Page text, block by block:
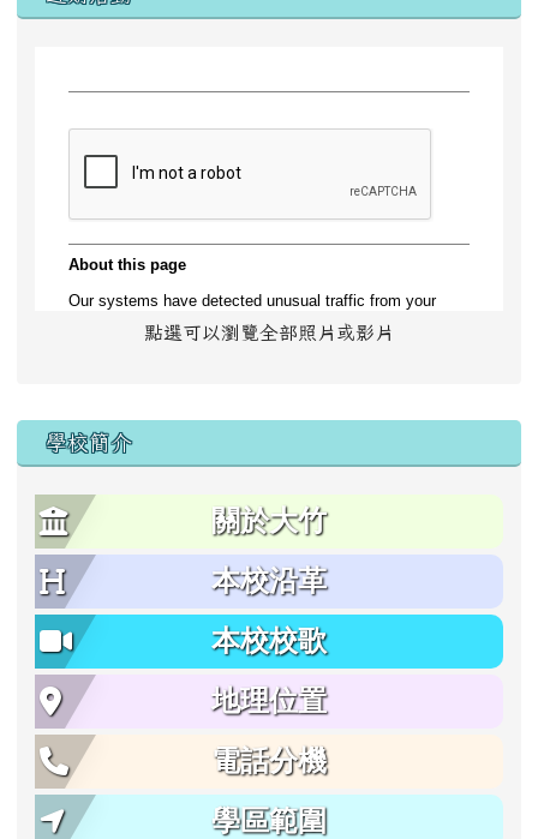
點選可以瀏覽全部照片或影片
學校簡介
關於大竹
本校沿革
本校校歌
地理位置
電話分機
學區範圍